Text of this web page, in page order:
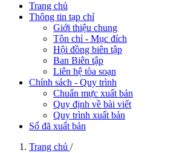
Trang chủ
Thông tin tạp chí
Giới thiệu chung
Tôn chỉ - Mục đích
Hội đồng biên tập
Ban Biên tập
Liên hệ tòa soạn
Chính sách - Quy trình
Chuẩn mực xuất bản
Quy định về bài viết
Quy trình xuất bản
Số đã xuất bản
Trang chủ /